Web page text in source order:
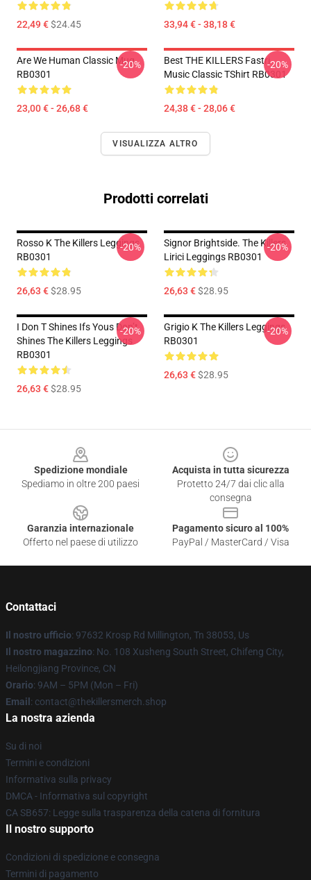
22,49 €$24.45 33,94 € - 38,18 €
Are We Human Classic Mug
RB0301
23,00 € - 26,68 €
-20%
Best THE KILLERS Fastri
Music Classic TShirt RB0301
24,38 € - 28,06 €
-20%
VISUALIZZA ALTRO
Prodotti correlati
Rosso K The Killers Leggings
RB0301
26,63 €$28.95
-20%
Signor Brightside. The Killers
Lirici Leggings RB0301
26,63 €$28.95
-20%
I Don T Shines Ifs Yous Don’t
Shines The Killers Leggings
RB0301
26,63 €$28.95
-20%
Grigio K The Killers Leggings
RB0301
26,63 €$28.95
-20%
Spedizione mondiale
Spediamo in oltre 200 paesi
Acquista in tutta sicurezza
Protetto 24/7 dai clic alla
consegna
Garanzia internazionale
Offerto nel paese di utilizzo
Pagamento sicuro al 100%
PayPal / MasterCard / Visa
Contattaci
Il nostro ufficio: 97632 Krosp Rd Millington, Tn 38053, Us
Il nostro magazzino: No. 108 Xusheng South Street, Chifeng City,
Heilongjiang Province, CN
Orario: 9AM – 5PM (Mon – Fri)
Email : contact@thekillersmerch.shop
La nostra azienda
Su di noi
Termini e condizioni
Informativa sulla privacy
DMCA - Informativa sul copyright
CA SB657: Legge sulla trasparenza della catena di fornitura
Il nostro supporto
Condizioni di spedizione e consegna
Termini di pagamento